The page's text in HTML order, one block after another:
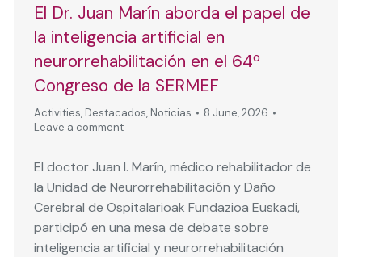
El Dr. Juan Marín aborda el papel de
la inteligencia artificial en
neurorrehabilitación en el 64º
Congreso de la SERMEF
Activities, Destacados, Noticias
8 June, 2026
Leave a comment
El doctor Juan I. Marín, médico rehabilitador de
la Unidad de Neurorrehabilitación y Daño
Cerebral de Ospitalarioak Fundazioa Euskadi,
participó en una mesa de debate sobre
inteligencia artificial y neurorrehabilitación